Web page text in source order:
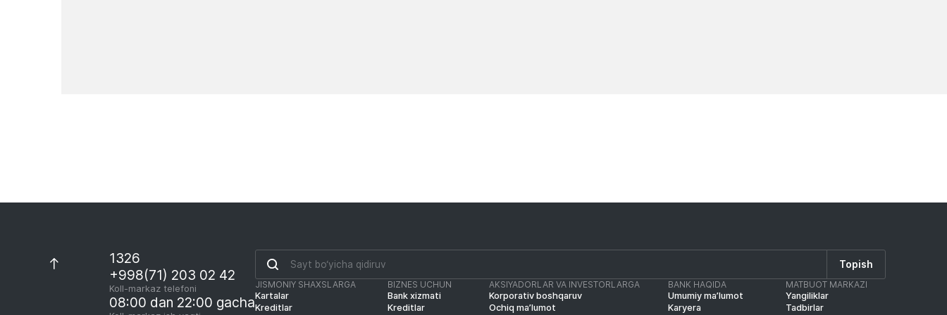
1326
+998(71) 203 02 42
Koll-markaz telefoni
08:00 dan 22:00 gacha
Topish
JISMONIY SHAXSLARGA
Kartalar
Kreditlar
BIZNES UCHUN
Bank xizmati
Kreditlar
AKSIYADORLAR VA INVESTORLARGA
Korporativ boshqaruv
Ochiq ma’lumot
BANK HAQIDA
Umumiy ma’lumot
Karyera
MATBUOT MARKAZI
Yangiliklar
Tadbirlar